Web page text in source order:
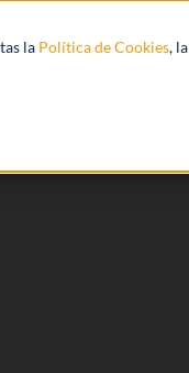
la Política de Cookies, la